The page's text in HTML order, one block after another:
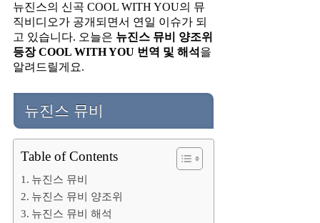
뉴진스의 신곡 COOL WITH YOU의 뮤
직비디오가 공개되면서 연일 이슈가 되
고 있습니다. 오늘은 뉴진스 뮤비 양조위
등장 COOL WITH YOU 번역 및 해석 을
알려드릴게요.
뉴진스 뮤비
Table of Contents
뉴진스 뮤비
뉴진스 뮤비 양조위
뉴진스 뮤비 해석